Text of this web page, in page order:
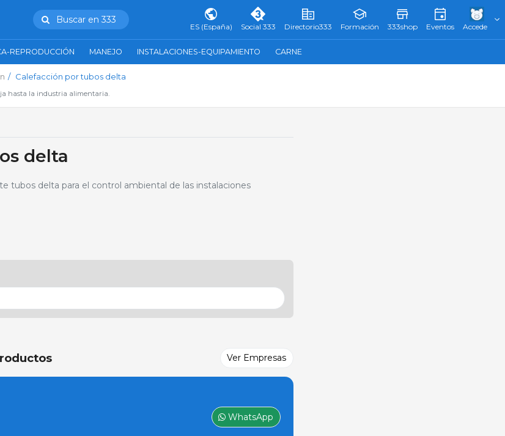
Buscar en 333
ES (España) Social 333 Directorio333 Formación 333shop Eventos Accede
REPRODUCCIÓN MANEJO INSTALACIONES-EQUIPAMIENTO CARNE
Calefacción por tubos delta
hasta la industria alimentaria.
delta
tubos delta para el control ambiental de las instalaciones
Ver Empresas
WhatsApp